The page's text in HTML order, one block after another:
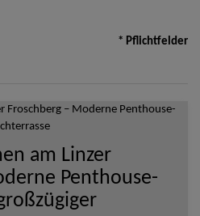
* Pflichtfelder
am Linzer
Penthouse-